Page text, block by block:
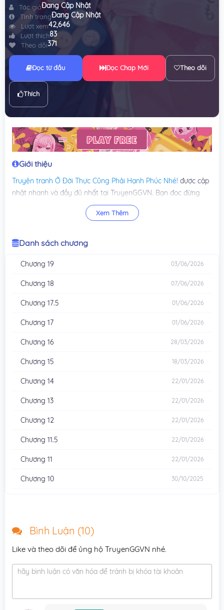
Tác giảĐang Cập Nhật
Tình trạngĐang Cập Nhật
Lượt xem42,646
Lượt thích83
Theo dõi371
Đọc từ đầu Đọc Chap Mới Theo dõi
Thích
Giới thiệu
Truyện tranh Ở Đời Thực Cũng Phải Hạnh Phúc Nhé! được cập
nhật nhanh và đầy đủ nhất tại TruyenGGVN. Bạn đọc đừng
quên để lại bình luận và chia sẻ, ủng hộ TruyenGGVN ra các
chương mới nhất của truyệnỞ Đời Thực Cũng Phải Hạnh Phúc
Xem Thêm
Danh sách chương
Chương 19 03/06/2026
Chương 18 07/06/2026
Chương 17.5 01/06/2026
Chương 17 01/06/2026
Chương 16 28/03/2026
Chương 15 18/03/2026
Chương 14 22/01/2026
Chương 13 22/01/2026
Chương 12 22/01/2026
Chương 11.5 22/01/2026
Chương 11 22/01/2026
Chương 10 30/10/2025
Chương 7
Chương 5.5 17/06/2025
Bình Luận (10)
Like và theo dõi để ủng hộ TruyenGGVN nhé.
hãy bình luận có văn hóa để tránh bị khóa tài khoản